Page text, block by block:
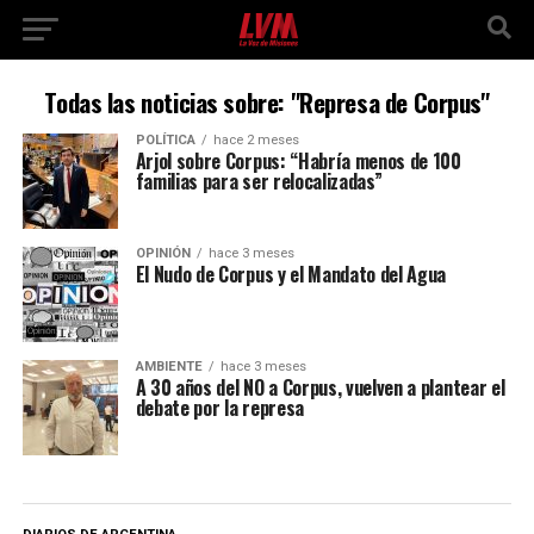
Todas las noticias sobre: "Represa de Corpus"
POLÍTICA hace 2 meses
Arjol sobre Corpus: “Habría menos de 100
familias para ser relocalizadas”
OPINIÓN hace 3 meses
El Nudo de Corpus y el Mandato del Agua
AMBIENTE hace 3 meses
A 30 años del NO a Corpus, vuelven a plantear el
debate por la represa